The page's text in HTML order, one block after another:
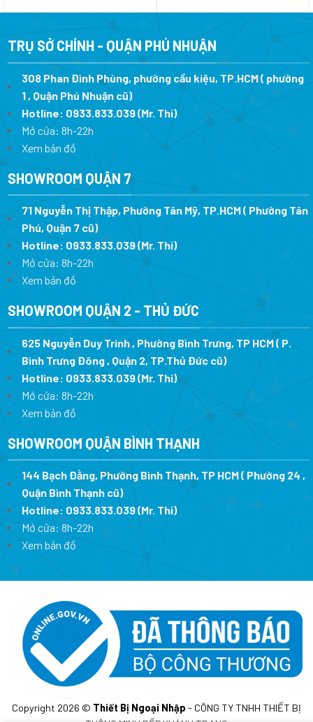
là:
tại
5.248.800 ₫.
là:
TRỤ SỞ CHÍNH - QUẬN PHÚ NHUẬN
308 Phan Đình Phùng, phường cầu kiệu, TP.HCM ( phường
1 , Quận Phú Nhuận cũ)
Hotline: 0933.833.039(Mr. Thi)
Mở cửa: 8h-22h
Xem bản đồ
SHOWROOM QUẬN 7
71 Nguyễn Thị Thập, Phường Tân Mỹ, TP.HCM ( Phường Tân
Phú, Quận 7 cũ)
Hotline: 0933.833.039(Mr. Thi)
Mở cửa: 8h-22h
Xem bản đồ
SHOWROOM QUẬN 2 - THỦ ĐỨC
625 Nguyễn Duy Trinh , Phường Bình Trưng, TP HCM ( P.
Bình Trưng Đông , Quận 2, TP.Thủ Đức cũ)
Hotline: 0933.833.039(Mr. Thi)
Mở cửa: 8h-22h
Xem bản đồ
SHOWROOM QUẬN BÌNH THẠNH
144 Bạch Đằng, Phường Bình Thạnh, TP HCM ( Phường 24 ,
Quận Bình Thạnh cũ)
Hotline: 0933.833.039(Mr. Thi)
Mở cửa: 8h-22h
Xem bản đồ
Copyright 2026 © Thiết Bị Ngoại Nhập - CÔNG TY TNHH THIẾT BỊ